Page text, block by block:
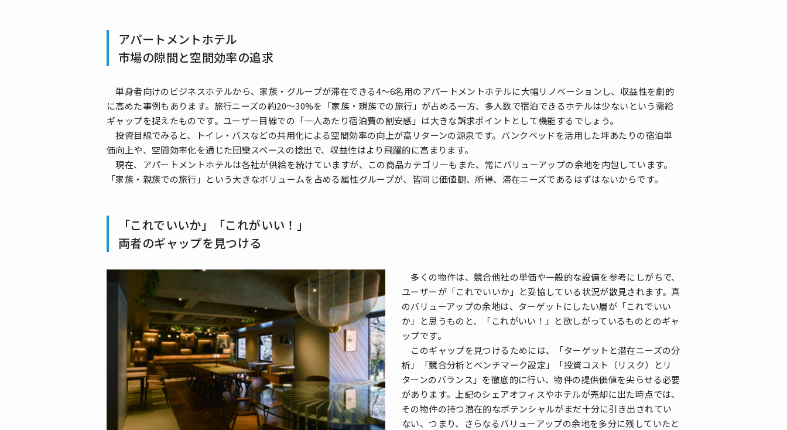
アパートメントホテル
市場の隙間と空間効率の追求
単身者向けのビジネスホテルから、家族・グループが滞在できる4～6名用のアパートメントホテルに大幅リノベーションし、収益性を劇的
に高めた事例もあります。旅行ニーズの約20～30%を「家族・親族での旅行」が占める一方、多人数で宿泊できるホテルは少ないという需給
ギャップを捉えたものです。ユーザー目線での「一人あたり宿泊費の割安感」は大きな訴求ポイントとして機能するでしょう。
投資目線でみると、トイレ・バスなどの共用化による空間効率の向上が高リターンの源泉です。バンクベッドを活用した坪あたりの宿泊単
価向上や、空間効率化を通じた団欒スペースの捻出で、収益性はより飛躍的に高まります。
現在、アパートメントホテルは各社が供給を続けていますが、この商品カテゴリーもまた、常にバリューアップの余地を内包しています。
「家族・親族での旅行」という大きなボリュームを占める属性グループが、皆同じ価値観、所得、滞在ニーズであるはずはないからです。
「これでいいか」「これがいい！」
両者のギャップを見つける
多くの物件は、競合他社の単価や一般的な設備を参考にしがちで、
ユーザーが「これでいいか」と妥協している状況が散見されます。真
のバリューアップの余地は、ターゲットにしたい層が「これでいい
か」と思うものと、「これがいい！」と欲しがっているものとのギャ
ップです。
このギャップを見つけるためには、「ターゲットと潜在ニーズの分
析」「競合分析とベンチマーク設定」「投資コスト（リスク）とリ
ターンのバランス」を徹底的に行い、物件の提供価値を尖らせる必要
があります。上記のシェアオフィスやホテルが売却に出た時点では、
その物件の持つ潜在的なポテンシャルがまだ十分に引き出されてい
ない、つまり、さらなるバリューアップの余地を多分に残していたと